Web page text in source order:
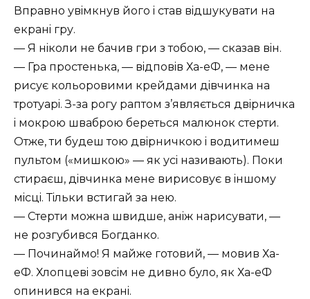
Вправно увiмкнув його i став вiдшукувати на
екранi гру.
— Я нiколи не бачив гри з тобою, — сказав вiн.
— Гра простенька, — вiдповiв Ха-еФ, — мене
рисує кольоровими крейдами дiвчинка на
тротуарi. З-за рогу раптом з’являється двiрничка
i мокрою шваброю береться малюнок стерти.
Отже, ти будеш тою двiрничкою i водитимеш
пультом ( мишкою
— як усi називають). Поки
стираєш, дiвчинка мене вирисовує в iншому
мiсцi. Тiльки встигай за нею.
— Стерти можна швидше, анiж нарисувати, —
не розгубився Богданко.
— Починаймо! Я майже готовий, — мовив Ха-
еФ. Хлопцевi зовсiм не дивно було, як Ха-еФ
опинився на екранi.